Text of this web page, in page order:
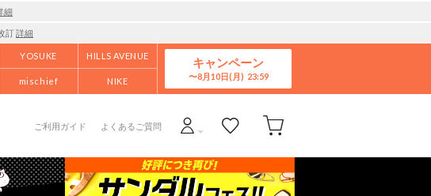
細
訂詳細
YOSUKE HILLS AVENUE
mischief NIKE
キャンペーン
8月10日(月)
ご利用ガイド よくあるご質問